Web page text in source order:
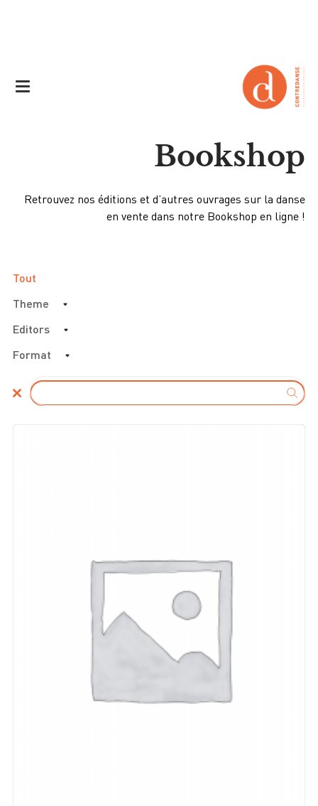
Bookshop
Retrouvez nos éditions et d’autres ouvrages sur la danse
en vente dans notre Bookshop en ligne !
Tout
Theme
Editors
Format